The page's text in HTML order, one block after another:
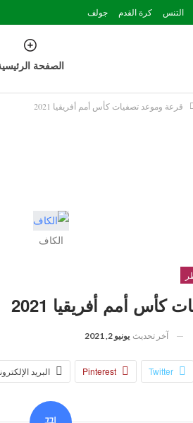
التنس كرة القدم جولف
الصفحة
قرعة وموعد تصفيات كأس أمم أفريقيا 2021
الكاف
أمم أفريقيا 2021
آخر تحديث يونيو 2, 2021
Twitter
Pinterest البريد